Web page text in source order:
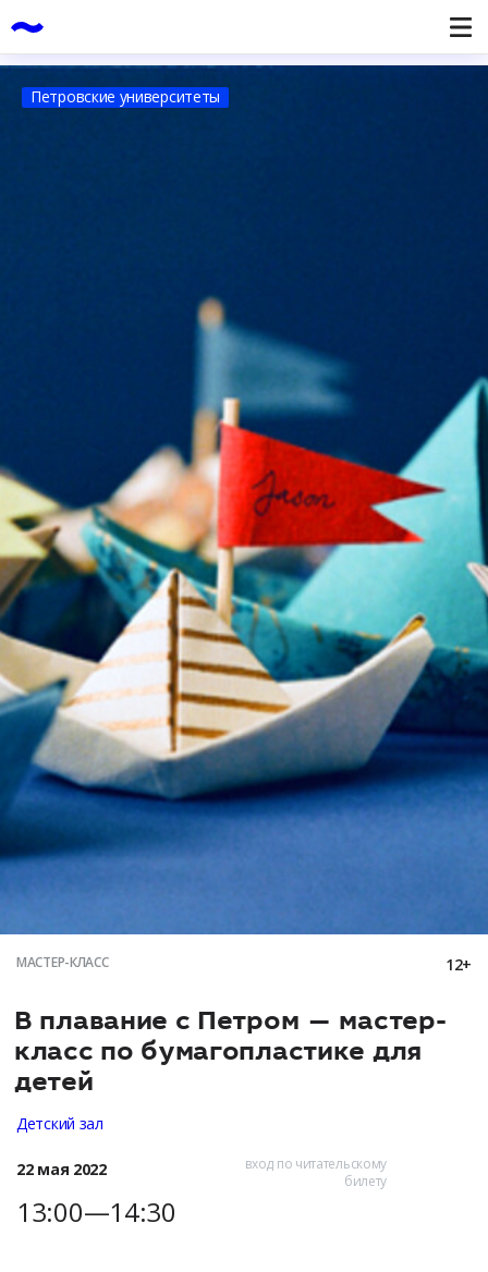
Петровские университеты
МАСТЕР-КЛАСС 12+
В плавание с Петром — мастер-
класс по бумагопластике для
детей
Детский зал
22 мая 2022
13:00—14:30
вход по читательскому
билету